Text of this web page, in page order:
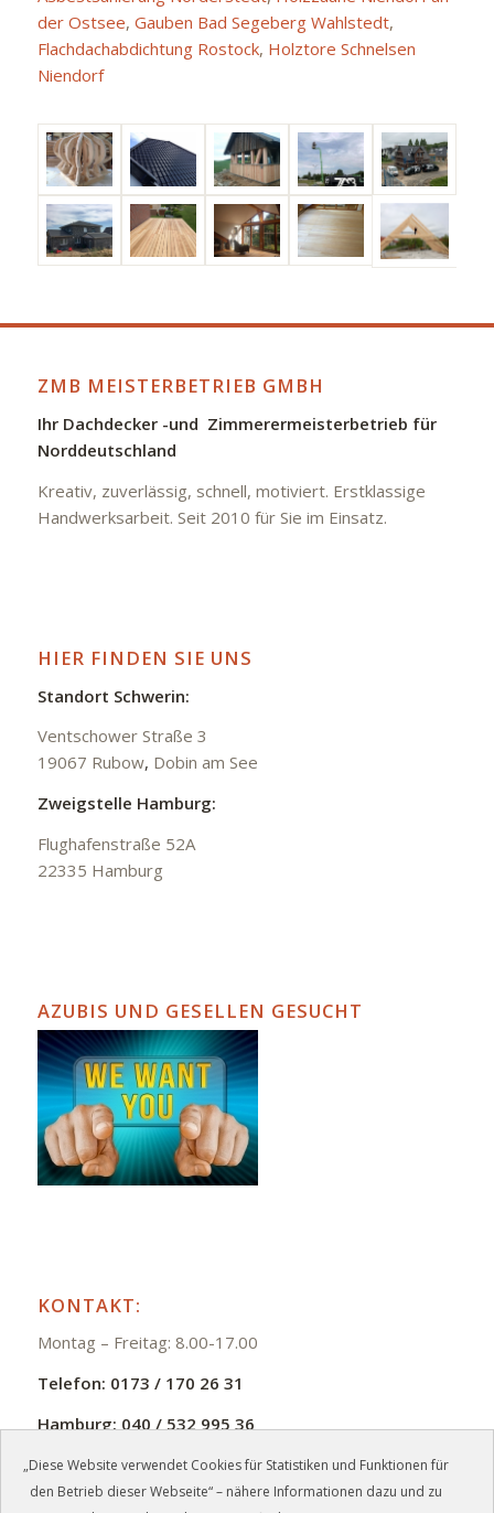
„Diese Website verwendet Cookies für Statistiken und Funktionen für
den Betrieb dieser Webseite“ – nähere Informationen dazu und zu
der Ostsee, Gauben Bad Segeberg Wahlstedt,
Flachdachabdichtung Rostock, Holztore Schnelsen
Niendorf
ZMB MEISTERBETRIEB GMBH
Ihr Dachdecker -und Zimmerermeisterbetrieb für
Norddeutschland
Kreativ, zuverlässig, schnell, motiviert. Erstklassige
Handwerksarbeit. Seit 2010 für Sie im Einsatz.
HIER FINDEN SIE UNS
Standort Schwerin:
Ventschower Straße 3
19067 Rubow, Dobin am See
Zweigstelle Hamburg:
Flughafenstraße 52A
22335 Hamburg
AZUBIS UND GESELLEN GESUCHT
KONTAKT:
Montag – Freitag: 8.00-17.00
Telefon: 0173 / 170 26 31
Hamburg: 040 / 532 995 36
E-Mail:info@zmb-jb.de